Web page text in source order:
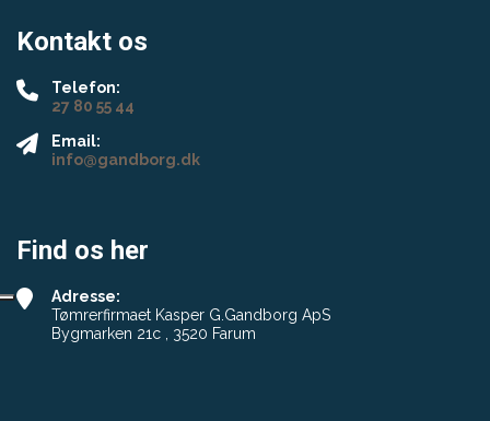
Kontakt os
Telefon:
27 80 55 44
Email:
info@gandborg.dk
Find os her
Adresse:
Tømrerfirmaet Kasper G.Gandborg ApS
Bygmarken 21c , 3520 Farum